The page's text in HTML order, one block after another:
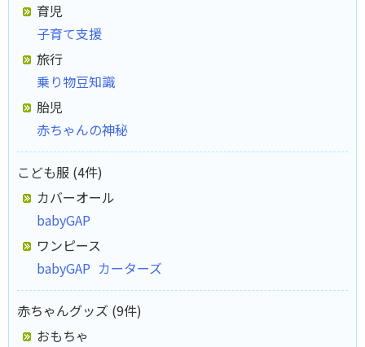
育児
子育て支援
旅行
乗り物豆知識
胎児
赤ちゃんの神秘
こども服 (4件)
カバーオール
babyGAP
ワンピース
babyGAP カーターズ
赤ちゃんグッズ (9件)
おもちゃ